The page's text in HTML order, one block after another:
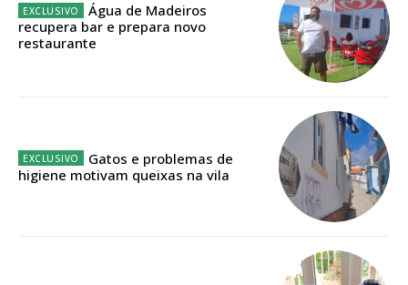
Sendo assinante terá acesso a todos os conteúdos exclusivos e versões
Escolha o plano de assinatura desejado:
ASSINATURA
IMPRESSA
Água de Madeiros
recupera bar e prepara novo
restaurante
Gatos e problemas de
higiene motivam queixas na vila